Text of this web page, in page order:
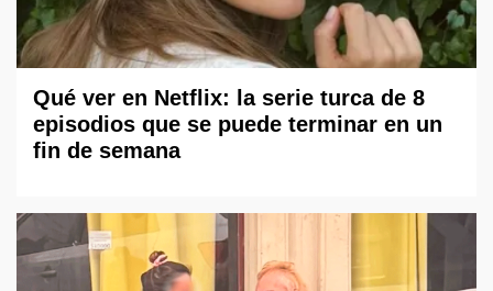
Qué ver en Netflix: la serie turca de 8
episodios que se puede terminar en un
fin de semana